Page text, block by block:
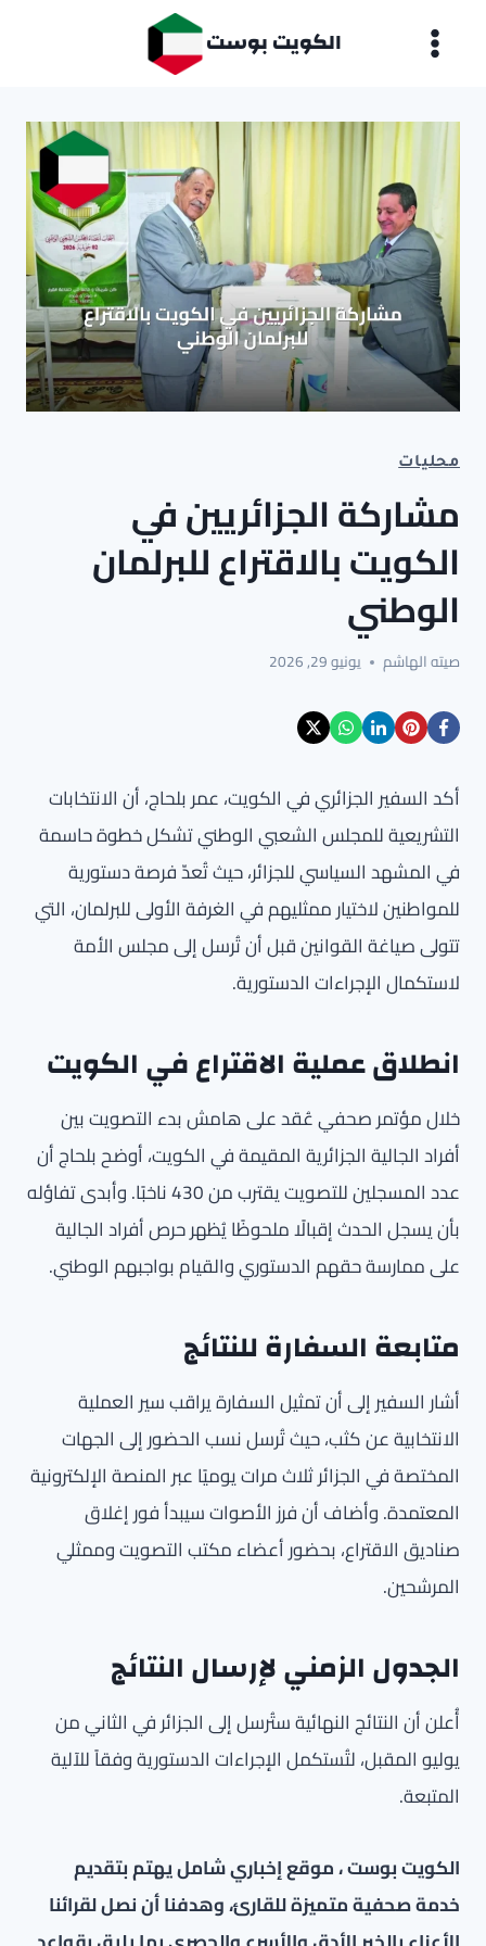
الكويت بوست
محليات
مشاركة الجزائريين في
الكويت بالاقتراع للبرلمان
الوطني
صيته الهاشم يونيو 29, 2026
أكد السفير الجزائري في الكويت، عمر بلحاج، أن الانتخابات
التشريعية للمجلس الشعبي الوطني تشكل خطوة حاسمة
في المشهد السياسي للجزائر، حيث تُعدّ فرصة دستورية
للمواطنين لاختيار ممثليهم في الغرفة الأولى للبرلمان، التي
تتولى صياغة القوانين قبل أن تُرسل إلى مجلس الأمة
لاستكمال الإجراءات الدستورية.
انطلاق عملية الاقتراع في الكويت
خلال مؤتمر صحفي عُقد على هامش بدء التصويت بين
أفراد الجالية الجزائرية المقيمة في الكويت، أوضح بلحاج أن
عدد المسجلين للتصويت يقترب من 430 ناخبًا. وأبدى تفاؤله
بأن يسجل الحدث إقبالًا ملحوظًا يُظهر حرص أفراد الجالية
على ممارسة حقهم الدستوري والقيام بواجبهم الوطني.
متابعة السفارة للنتائج
أشار السفير إلى أن تمثيل السفارة يراقب سير العملية
الانتخابية عن كثب، حيث تُرسل نسب الحضور إلى الجهات
المختصة في الجزائر ثلاث مرات يوميًا عبر المنصة الإلكترونية
المعتمدة. وأضاف أن فرز الأصوات سيبدأ فور إغلاق
صناديق الاقتراع، بحضور أعضاء مكتب التصويت وممثلي
المرشحين.
الجدول الزمني لإرسال النتائج
أُعلن أن النتائج النهائية ستُرسل إلى الجزائر في الثاني من
يوليو المقبل، لتُستكمل الإجراءات الدستورية وفقاً للآلية
المتبعة.
الكويت بوست ، موقع إخباري شامل يهتم بتقديم
خدمة صحفية متميزة للقارئ، وهدفنا أن نصل لقرائنا